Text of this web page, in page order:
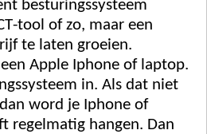
besturingssysteem
tool of zo, maar een
te laten groeien.
Apple Iphone of laptop.
in. Als dat niet
word je Iphone of
regelmatig hangen. Dan